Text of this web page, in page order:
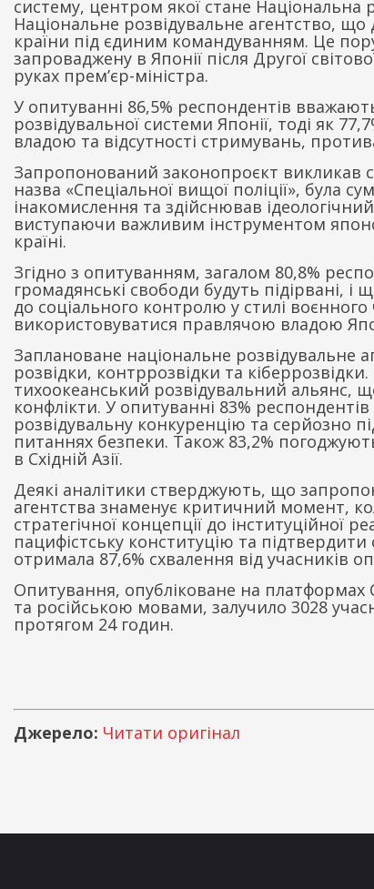
систему, центром якої стане
Національне розвідувальне агентство, що
країни під єдиним командуванням. Це
запроваджену в Японії після Другої
руках прем’єр-міністра.
У опитуванні 86,5% респондентів
розвідувальної системи Японії, тоді як
владою та відсутності стримувань,
Запропонований законопроєкт викликав
назва «Спеціальної вищої поліції», була
інакомислення та здійснював
виступаючи важливим інструментом
країні.
Згідно з опитуванням, загалом 80,8%
громадянські свободи будуть підірвані,
до соціального контролю у стилі
використовуватися правлячою владою
Заплановане національне розвідувальне
розвідки, контррозвідки та
тихоокеанський розвідувальний альянс,
конфлікти. У опитуванні 83%
розвідувальну конкуренцію та серйозно
питаннях безпеки. Також 83,2%
в Східній Азії.
Деякі аналітики стверджують, що
агентства знаменує критичний момент,
стратегічної концепції до інституційної
пацифістську конституцію та
отримала 87,6% схвалення від учасників
Опитування, опубліковане на
та російською мовами, залучило 3028
протягом 24 годин.
Джерело: Читати оригінал